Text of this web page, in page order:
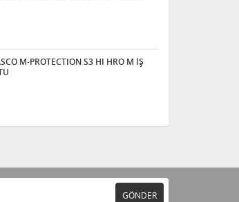
M-PROTECTION S3 HI HRO M İŞ
GÖNDER